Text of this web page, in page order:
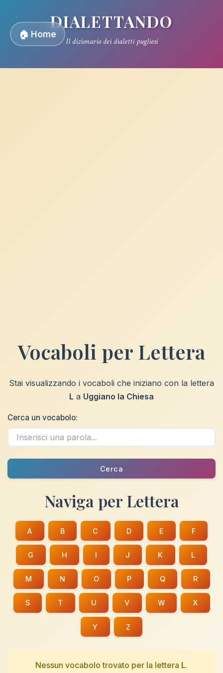
🏠 Home
DIALETTANDO
Il dizionario dei dialetti pugliesi
Vocaboli per Lettera
Stai visualizzando i vocaboli che iniziano con la lettera
L a Uggiano la Chiesa
Cerca un vocabolo:
Cerca
Naviga per Lettera
A B C D E F
G H I J K L
M N O P Q R
S T U V W X
Y Z
Nessun vocabolo trovato per la lettera L.